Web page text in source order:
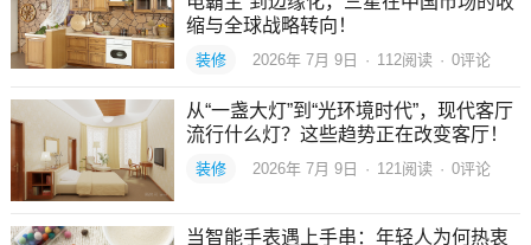
缩与全球战略转向！
装修 2026年 7月 9日 · 112阅读 · 0评论
从“一盏大灯”到“光环境时代”，现代客厅
流行什么灯？这些趋势正在改变客厅！
装修 2026年 7月 9日 · 121阅读 · 0评论
当智能手表遇上手串：年轻人为何热衷